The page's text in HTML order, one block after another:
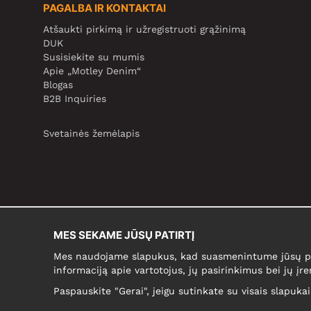
PAGALBA IR KONTAKTAI
Atšaukti pirkimą ir užregistruoti grąžinimą
DUK
Susisiekite su mumis
Apie „Motley Denim“
Blogas
B2B Inquiries
Svetainės žemėlapis
MES SEKAME JŪSŲ PATIRTĮ
Mes naudojame slapukus, kad suasmenintume
informaciją apie vartotojus, jų pasirinkimus bei jų
Paspauskite "Gerai", jeigu sutinkate su visais